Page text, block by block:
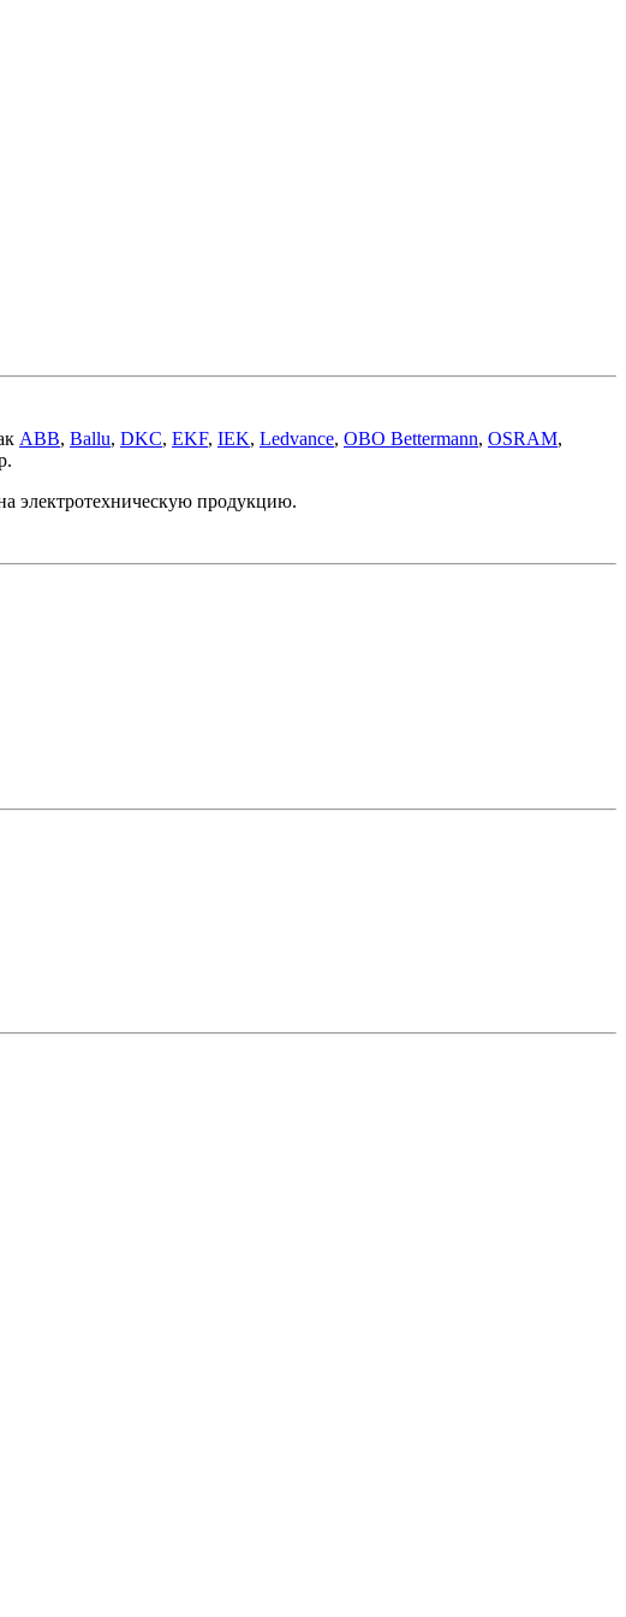
ABB, Ballu, DKC, EKF, IEK, Ledvance, OBO Bettermann, OSRAM,
электротехническую продукцию.